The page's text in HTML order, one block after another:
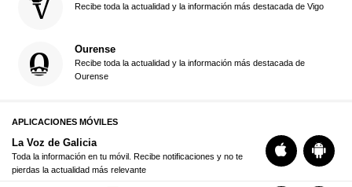
Recibe toda la actualidad y la información más destacada de Vigo
Ourense
Recibe toda la actualidad y la información más destacada de
Ourense
APLICACIONES MÓVILES
La Voz de Galicia
Toda la información en tu móvil. Recibe notificaciones y no te
pierdas la actualidad más relevante